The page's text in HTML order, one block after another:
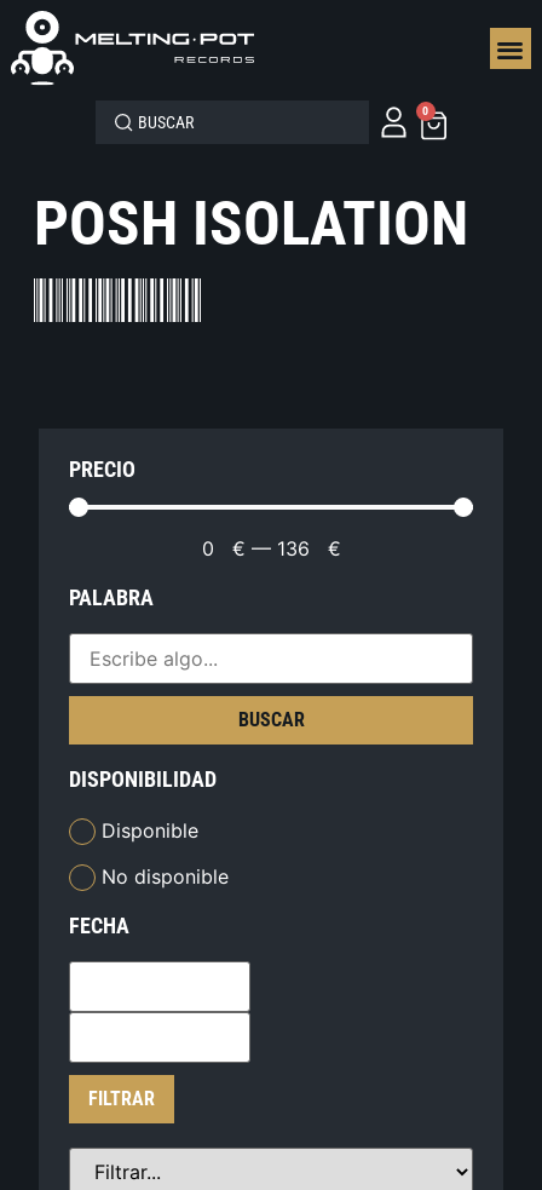
0
POSH ISOLATION
PRECIO
0 € — 136 €
PALABRA
BUSCAR
DISPONIBILIDAD
Disponible
No disponible
FECHA
FILTRAR